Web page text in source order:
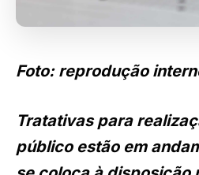
Foto: reprodução
Tratativas para
público estão em